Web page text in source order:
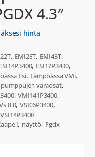
4.3″
hinta
, EMI28T, EMI43T,
ESI14P3400, ESI17P3400,
Esi, Lämpöässä VMi,
varaosat,
,VMI141P3400,
Vs 8.0,VSI06P3400,
VSI14P3400
, näyttö, Pgdx